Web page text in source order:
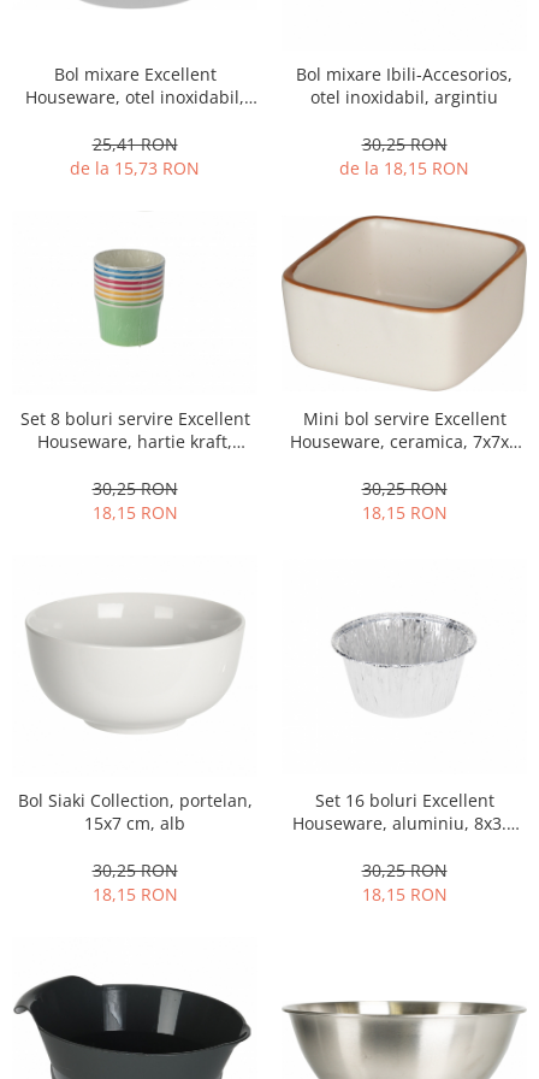
Fructiere si cosuri
alimente
Oliviere si solnite
Suporturi oale
Suport servetele
Depozitare alimente
Cutii pentru paine
Recipiente si borcane
Organizatoare frigider
Recipiente condimente
Dulapuri
Etajere
Rafturi
Ustensile pentru gatit
Ascutitori cutite
Decojitoare fructe si legume
Foarfece alimentare
Perii si bureti
alimente
Razatori
Seturi ustensile bucatarie
Ceasuri decorative
Suporturi si rame fotografii
Odorizante
Odorizante auto
Odorizante camera
Bol mixare Excellent
Houseware, otel inoxidabil,
25,41 RON
de la 15,73 RON
Bol mixare Ibili-Accesorios,
otel inoxidabil, argintiu
30,25 RON
de la 18,15 RON
Set 8 boluri servire Excellent
Houseware, hartie kraft,
30,25 RON
18,15 RON
Mini bol servire Excellent
Houseware, ceramica, 7x7x4
30,25 RON
18,15 RON
Bol Siaki Collection, portelan,
15x7 cm, alb
30,25 RON
18,15 RON
Set 16 boluri Excellent
Houseware, aluminiu, 8x3.8
30,25 RON
18,15 RON